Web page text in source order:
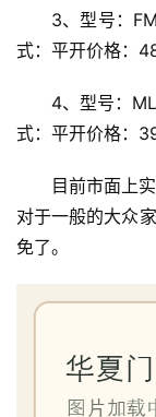
3、型号：
式：平开价格：
4、型号：
式：平开价格：
目前市面上
对于一般的大众
免了。